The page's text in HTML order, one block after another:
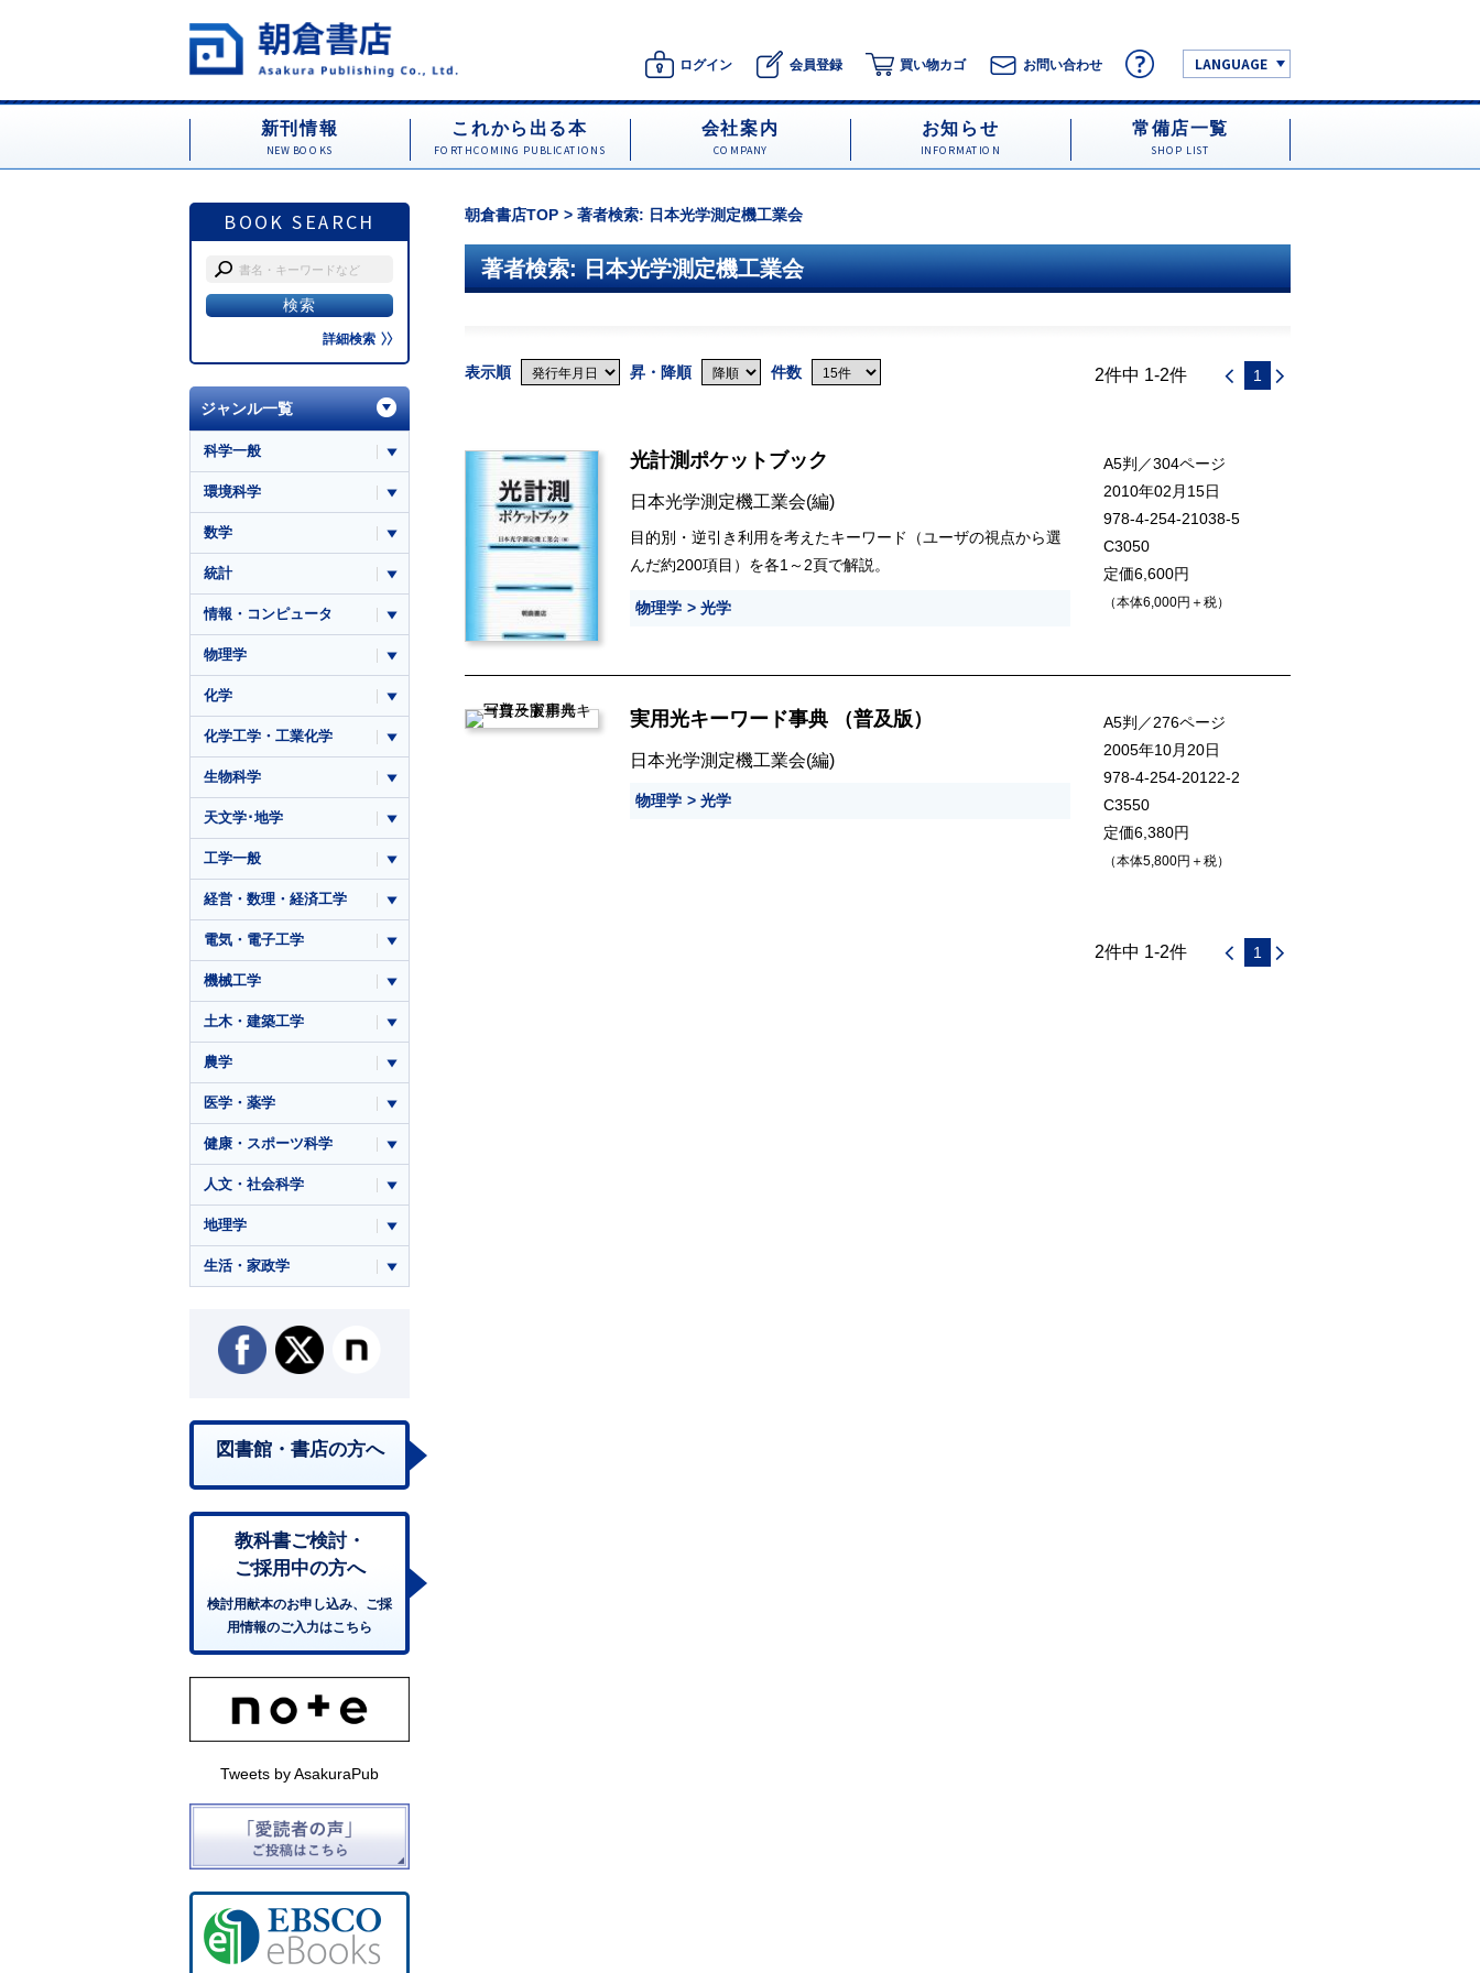
ログイン 会員登録 買い物カゴ お問い合わせ LANGUAGE
新刊情報
NEW BOOKS
これから出る本
FORTHCOMING PUBLICATIONS
会社案内
COMPANY
お知らせ
INFORMATION
常備店一覧
SHOP LIST
BOOK SEARCH
詳細検索
朝倉書店TOP 著者検索: 日本光学測定機工業会
著者検索: 日本光学測定機工業会
表示順 昇・降順 件数 2件中 1-2件 1
光計測ポケットブック
日本光学測定機工業会(編)
目的別・逆引き利用を考えたキーワード（ユーザの視点から選
んだ約200項目）を各1～2頁で解説。
物理学 光学
A5判／304ページ
2010年02月15日
978-4-254-21038-5
C3050
定価6,600円
（本体6,000円＋税）
実用光キーワード事典 （普及版）
日本光学測定機工業会(編)
物理学 光学
A5判／276ページ
2005年10月20日
978-4-254-20122-2
C3550
定価6,380円
（本体5,800円＋税）
2件中 1-2件 1
ジャンル一覧
科学一般
環境科学
数学
統計
情報・コンピュータ
物理学
化学
化学工学・工業化学
生物科学
天文学･地学
工学一般
経営・数理・経済工学
電気・電子工学
機械工学
土木・建築工学
農学
医学・薬学
健康・スポーツ科学
人文・社会科学
地理学
生活・家政学
図書館・書店の方へ
教科書ご検討・
ご採用中の方へ
検討用献本のお申し込み、ご採
用情報のご入力はこちら
Tweets by AsakuraPub